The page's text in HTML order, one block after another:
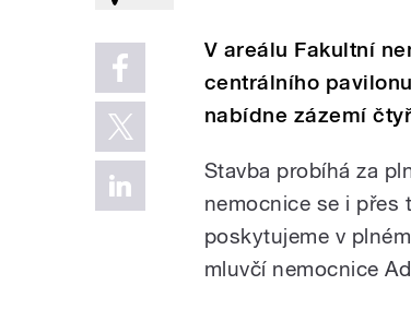
V areálu Fakultní
centrálního
nabídne zázemí
Stavba probíhá za
nemocnice se i přes
poskytujeme v
mluvčí nemocnice